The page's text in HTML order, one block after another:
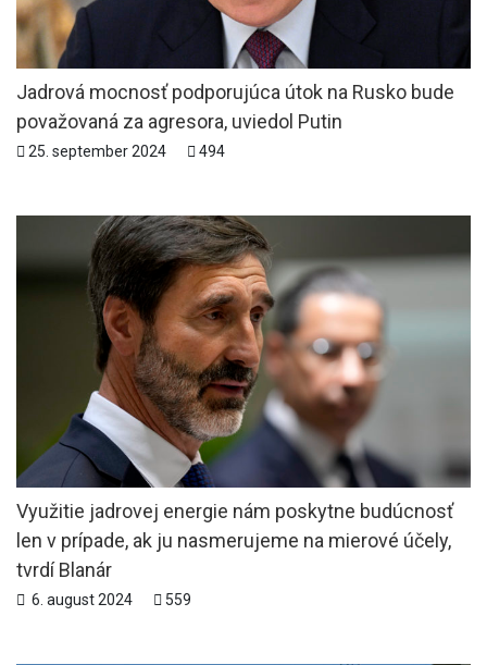
Jadrová mocnosť podporujúca útok na Rusko bude
považovaná za agresora, uviedol Putin
25. september 2024 494
Využitie jadrovej energie nám poskytne budúcnosť
len v prípade, ak ju nasmerujeme na mierové účely,
tvrdí Blanár
6. august 2024 559